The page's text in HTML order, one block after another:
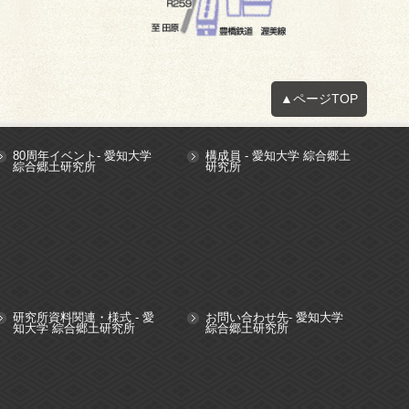
▲ページTOP
80周年イベント- 愛知大学
綜合郷土研究所
構成員 - 愛知大学 綜合郷土
研究所
研究所資料関連・様式 - 愛
知大学 綜合郷土研究所
お問い合わせ先- 愛知大学
綜合郷土研究所